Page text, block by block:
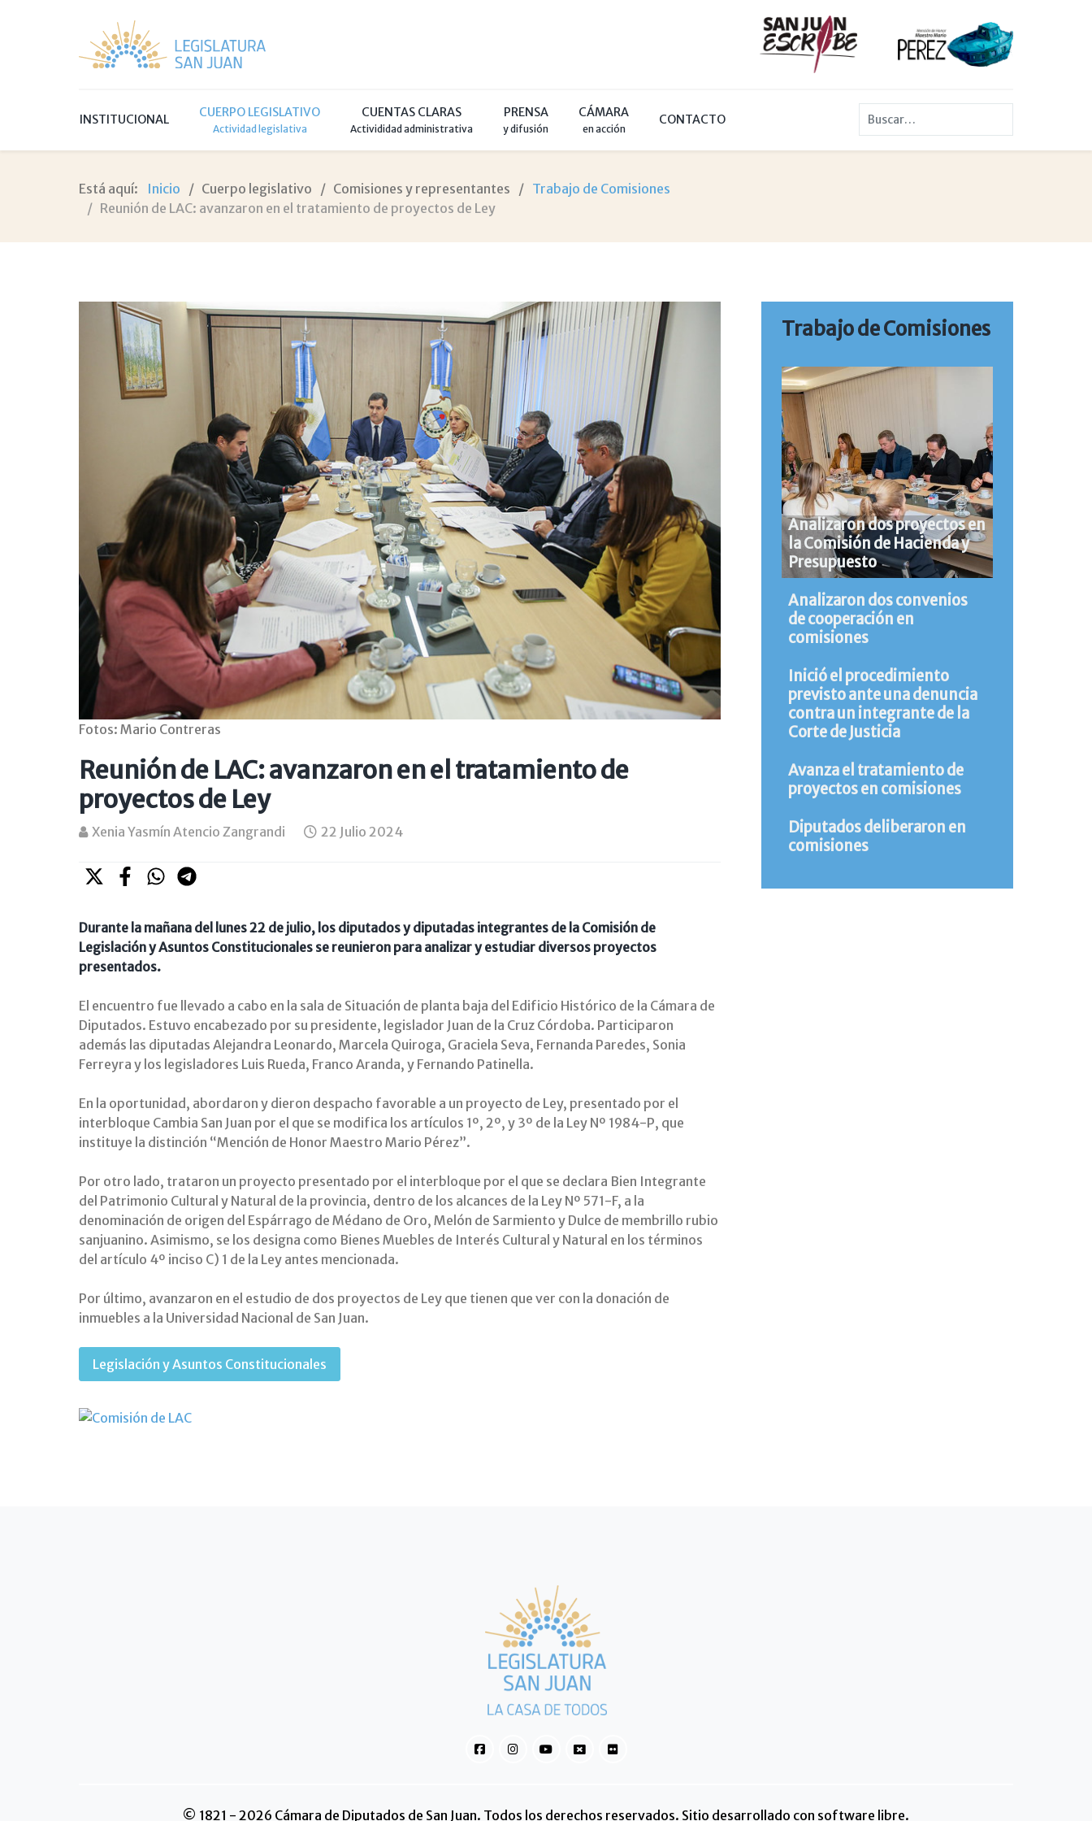
INSTITUCIONAL CUERPO LEGISLATIVO
Actividad legislativa
CUENTAS CLARAS
Activididad administrativa
PRENSA
y difusión
CÁMARA
en acción
CONTACTO Buscar
Está aquí: Inicio Cuerpo legislativo Comisiones y representantes
Trabajo de Comisiones
Reunión de LAC: avanzaron en el tratamiento de proyectos de Ley
Fotos: Mario Contreras
Reunión de LAC: avanzaron en el tratamiento de
proyectos de Ley
Xenia Yasmín Atencio Zangrandi 22 Julio 2024
Durante la mañana del lunes 22 de julio, los diputados y diputadas integrantes de la Comisión de
Legislación y Asuntos Constitucionales se reunieron para analizar y estudiar diversos proyectos
presentados.
El encuentro fue llevado a cabo en la sala de Situación de planta baja del Edificio Histórico de la Cámara de
Diputados. Estuvo encabezado por su presidente, legislador Juan de la Cruz Córdoba. Participaron
además las diputadas Alejandra Leonardo, Marcela Quiroga, Graciela Seva, Fernanda Paredes, Sonia
Ferreyra y los legisladores Luis Rueda, Franco Aranda, y Fernando Patinella.
En la oportunidad, abordaron y dieron despacho favorable a un proyecto de Ley, presentado por el
interbloque Cambia San Juan por el que se modifica los artículos 1º, 2º, y 3º de la Ley Nº 1984-P, que
instituye la distinción “Mención de Honor Maestro Mario Pérez”.
Por otro lado, trataron un proyecto presentado por el interbloque por el que se declara Bien Integrante
del Patrimonio Cultural y Natural de la provincia, dentro de los alcances de la Ley Nº 571-F, a la
denominación de origen del Espárrago de Médano de Oro, Melón de Sarmiento y Dulce de membrillo rubio
sanjuanino. Asimismo, se los designa como Bienes Muebles de Interés Cultural y Natural en los términos
del artículo 4º inciso C) 1 de la Ley antes mencionada.
Por último, avanzaron en el estudio de dos proyectos de Ley que tienen que ver con la donación de
inmuebles a la Universidad Nacional de San Juan.
Legislación y Asuntos Constitucionales
Trabajo de Comisiones
Analizaron dos proyectos en
la Comisión de Hacienda y
Presupuesto
Analizaron dos convenios
de cooperación en
comisiones
Inició el procedimiento
previsto ante una denuncia
contra un integrante de la
Corte de Justicia
Avanza el tratamiento de
proyectos en comisiones
Diputados deliberaron en
comisiones
© 1821 - 2026 Cámara de Diputados de San Juan. Todos los derechos reservados. Sitio desarrollado con software libre.